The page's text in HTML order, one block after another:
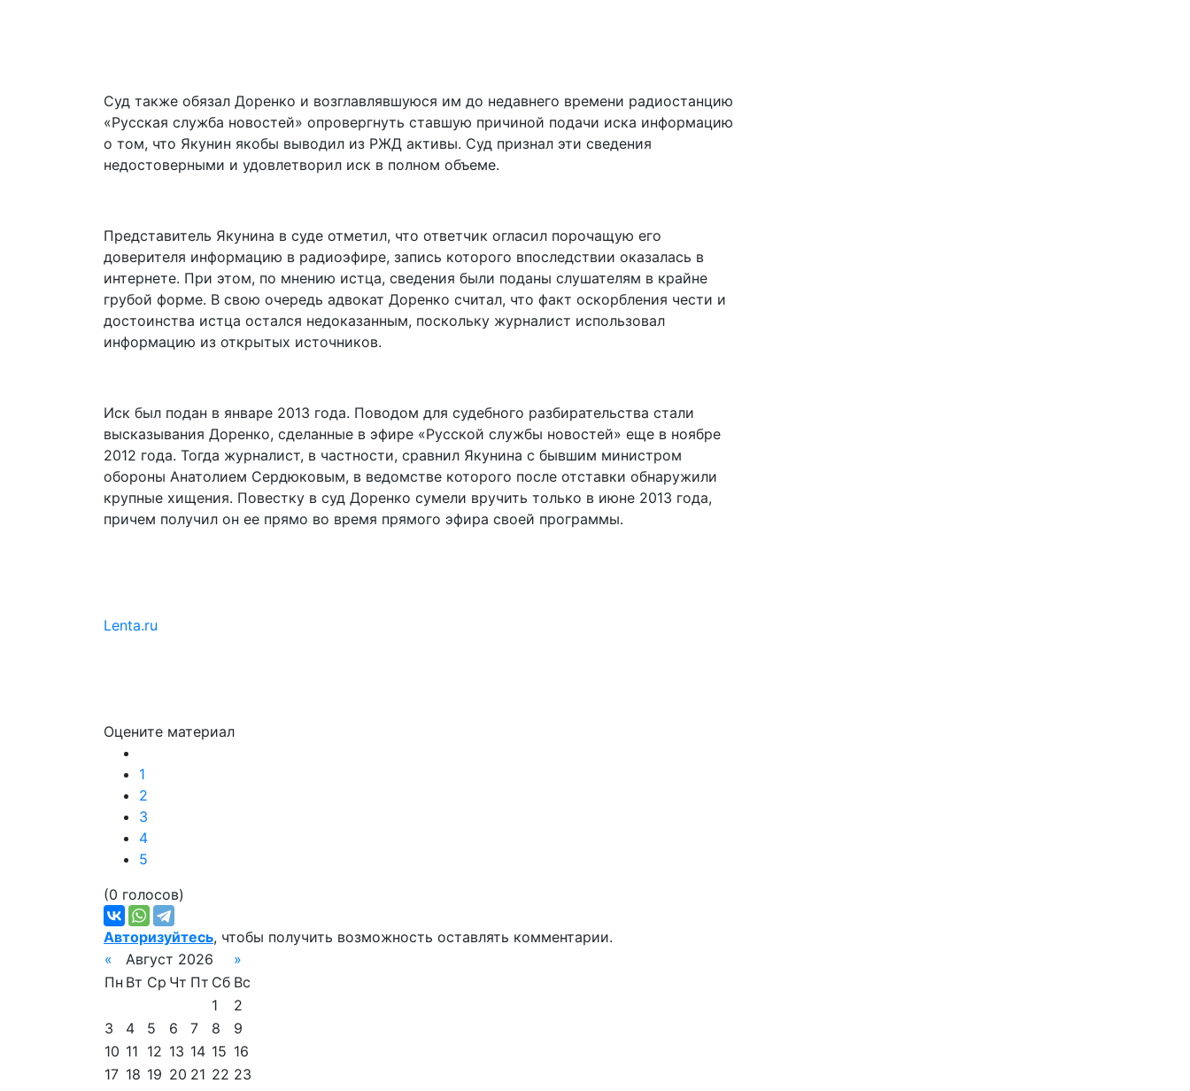
Суд также обязал Доренко и возглавлявшуюся им до недавнего времени радиостанцию
«Русская служба новостей» опровергнуть ставшую причиной подачи иска информацию
о том, что Якунин якобы выводил из РЖД активы. Суд признал эти сведения
недостоверными и удовлетворил иск в полном объеме.
Представитель Якунина в суде отметил, что ответчик огласил порочащую его
доверителя информацию в радиоэфире, запись которого впоследствии оказалась в
интернете. При этом, по мнению истца, сведения были поданы слушателям в крайне
грубой форме. В свою очередь адвокат Доренко считал, что факт оскорбления чести и
достоинства истца остался недоказанным, поскольку журналист использовал
информацию из открытых источников.
Иск был подан в январе 2013 года. Поводом для судебного разбирательства стали
высказывания Доренко, сделанные в эфире «Русской службы новостей» еще в ноябре
2012 года. Тогда журналист, в частности, сравнил Якунина с бывшим министром
обороны Анатолием Сердюковым, в ведомстве которого после отставки обнаружили
крупные хищения. Повестку в суд Доренко сумели вручить только в июне 2013 года,
причем получил он ее прямо во время прямого эфира своей программы.
Lenta.ru
Оцените материал
1
2
3
4
5
(0 голосов)
Авторизуйтесь, чтобы получить возможность оставлять комментарии.
«
Август 2026
»
Пн Вт Ср Чт Пт Сб Вс
1
2
3
4 5 6 7 8
9
10 11 12 13 14 15 16
17 18 19 20 21 22 23